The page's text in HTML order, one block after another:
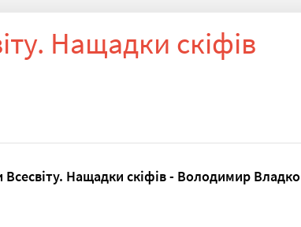
Нащадки скіфів
Всесвіту. Нащадки скіфів - Володимир Владко